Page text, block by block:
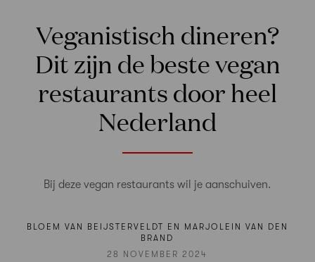
Veganistisch dineren?
Dit zijn de beste vegan
restaurants door heel
Nederland
Bij deze vegan restaurants wil je aanschuiven.
BLOEM VAN BEIJSTERVELDT EN MARJOLEIN VAN DEN
BRAND
28 NOVEMBER 2024